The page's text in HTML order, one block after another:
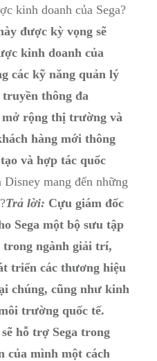
kinh doanh của Sega?
được kỳ vọng sẽ
kinh doanh của
các kỹ năng⁢ quản lý
thông⁢ đa
mở rộng ‍thị trường ⁤và
hàng mới thông
và hợp ⁢tác quốc
mang đến những‍
Trả lời: Cựu giám đốc
Sega ⁢một​ bộ sưu ​tập
ngành giải trí,​
triển các thương hiệu‌
chúng, cũng như kinh
trường quốc tế.
hỗ trợ Sega trong⁤
của mình một‍ cách